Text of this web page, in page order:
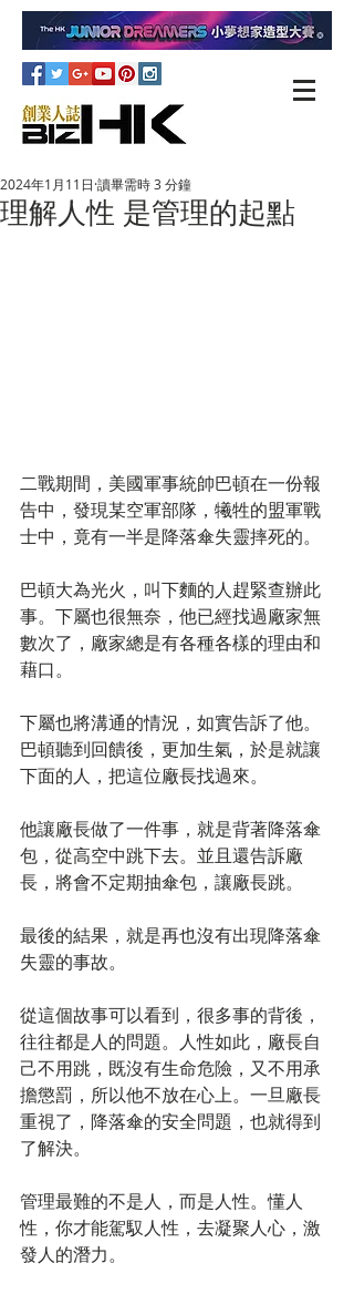
理解人性 是管理的起點
2024年1月11日 讀畢需時 3 分鐘
二戰期間，美國軍事統帥巴頓在一份報
告中，發現某空軍部隊，犧牲的盟軍戰
士中，竟有一半是降落傘失靈摔死的。
巴頓大為光火，叫下麵的人趕緊查辦此
事。下屬也很無奈，他已經找過廠家無
數次了，廠家總是有各種各樣的理由和
藉口。
下屬也將溝通的情況，如實告訴了他。
巴頓聽到回饋後，更加生氣，於是就讓
下面的人，把這位廠長找過來。
他讓廠長做了一件事，就是背著降落傘
包，從高空中跳下去。並且還告訴廠
長，將會不定期抽傘包，讓廠長跳。
最後的結果，就是再也沒有出現降落傘
失靈的事故。
從這個故事可以看到，很多事的背後，
往往都是人的問題。人性如此，廠長自
己不用跳，既沒有生命危險，又不用承
擔懲罰，所以他不放在心上。一旦廠長
重視了，降落傘的安全問題，也就得到
了解決。
管理最難的不是人，而是人性。懂人
性，你才能駕馭人性，去凝聚人心，激
發人的潛力。